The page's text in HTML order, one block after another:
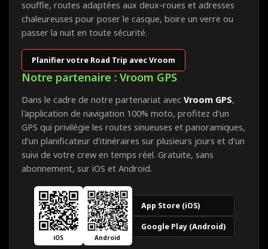
souffle, routes adaptées aux deux-roues et adresses
chaleureuses pour poser le casque, boire un verre ou
passer la nuit en toute sécurité.
Planifier votre Road Trip avec Vroom
Notre partenaire : Vroom GPS
Dans le cadre de notre partenariat avec Vroom GPS,
l'application de navigation 100% moto, profitez d'un
GPS qui privilégie les routes sinueuses et panoramiques,
d'un planificateur d'itinéraires sur plusieurs jours et d'un
suivi de votre crew en temps réel. Gratuite, sans
abonnement, sur iOS et Android.
iOS Android
App Store (iOS)
Google Play (Android)